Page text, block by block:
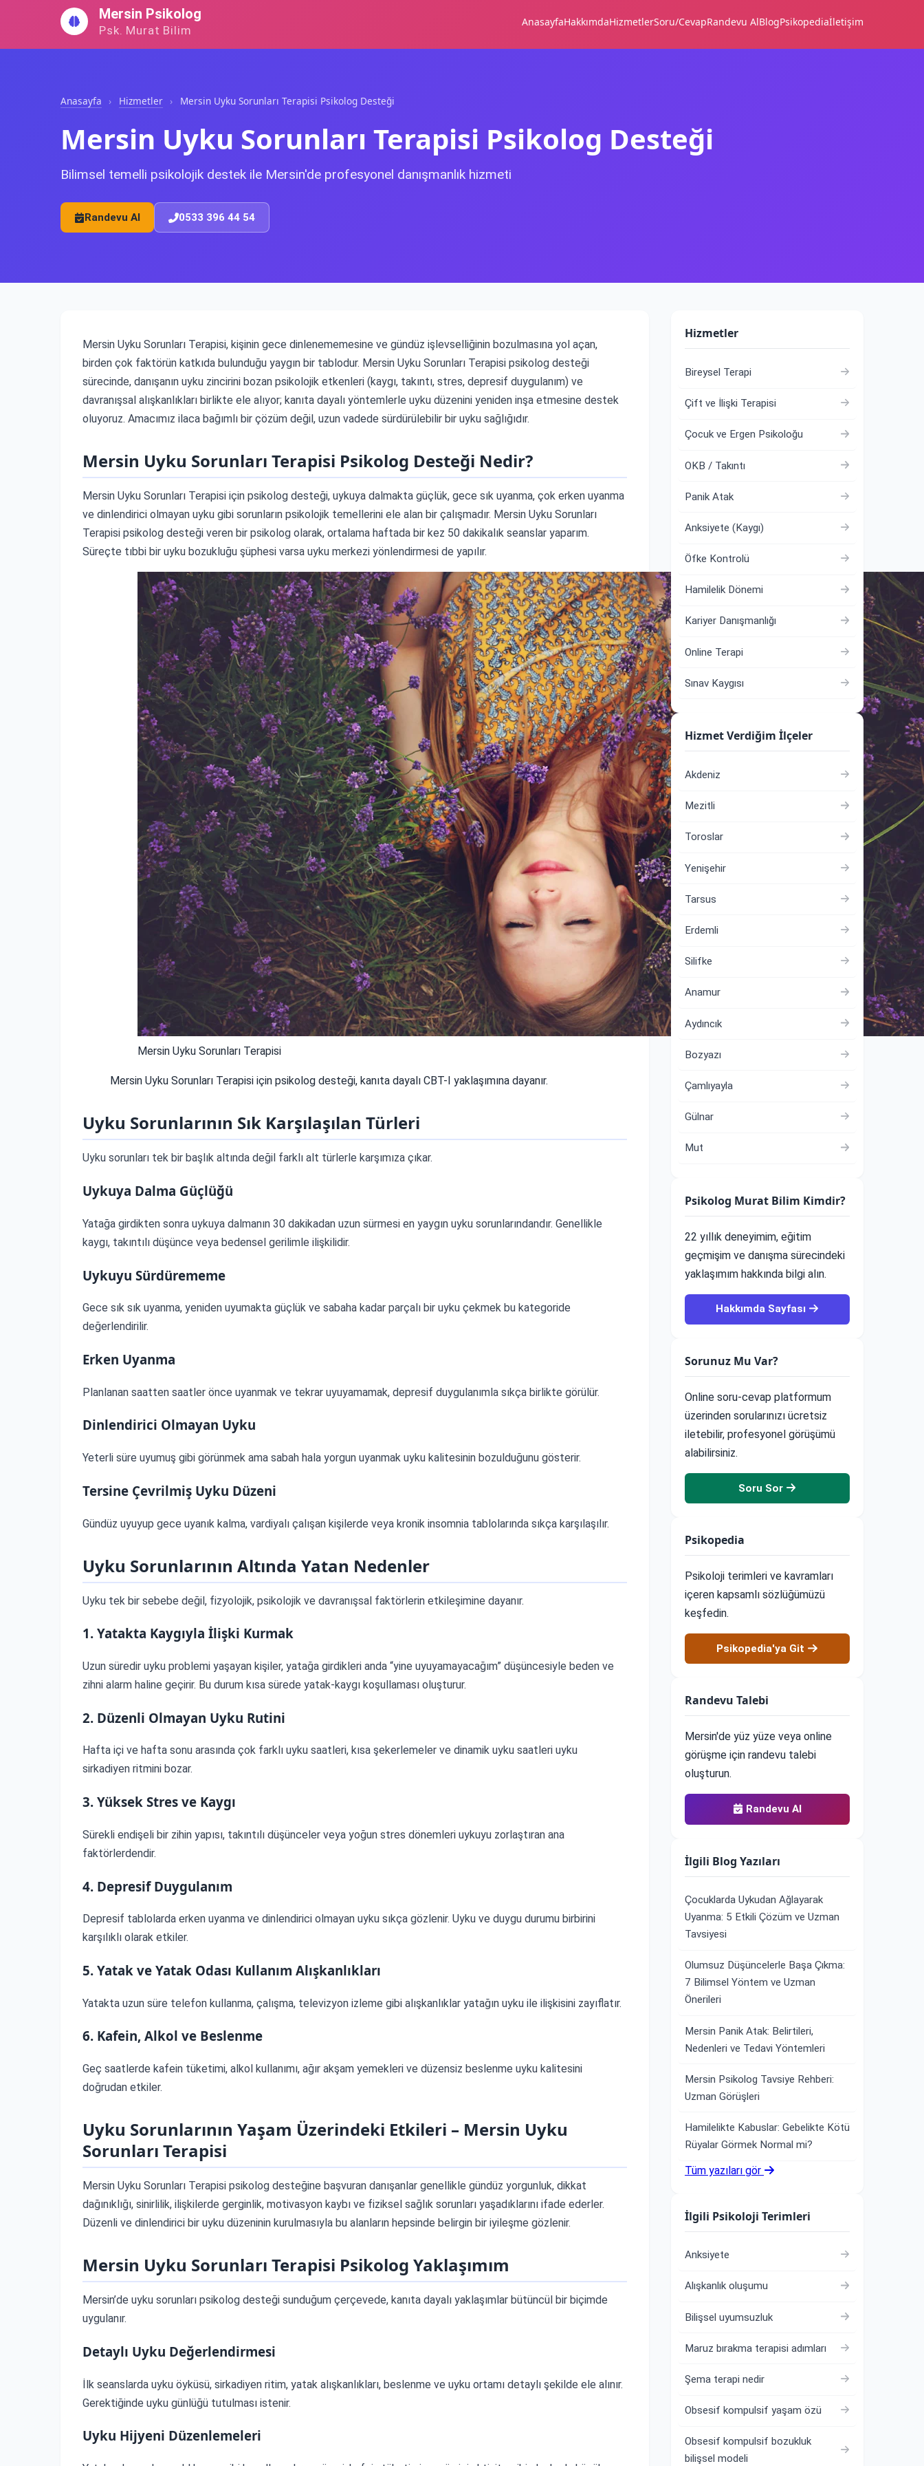
Mersin Psikolog
Psk. Murat Bilim
AnasayfaHakkımdaHizmetlerSoru/CevapRandevu AlBlogPsikopediaİletişim
Anasayfa › Hizmetler › Mersin Uyku Sorunları Terapisi Psikolog Desteği
Mersin Uyku Sorunları Terapisi Psikolog Desteği
Bilimsel temelli psikolojik destek ile Mersin'de profesyonel danışmanlık hizmeti
Randevu Al 0533 396 44 54
Mersin Uyku Sorunları Terapisi, kişinin gece dinlenememesine ve gündüz işlevselliğinin bozulmasına yol açan,
birden çok faktörün katkıda bulunduğu yaygın bir tablodur. Mersin Uyku Sorunları Terapisi psikolog desteği
sürecinde, danışanın uyku zincirini bozan psikolojik etkenleri (kaygı, takıntı, stres, depresif duygulanım) ve
davranışsal alışkanlıkları birlikte ele alıyor; kanıta dayalı yöntemlerle uyku düzenini yeniden inşa etmesine destek
oluyoruz. Amacımız ilaca bağımlı bir çözüm değil, uzun vadede sürdürülebilir bir uyku sağlığıdır.
Mersin Uyku Sorunları Terapisi Psikolog Desteği Nedir?
Mersin Uyku Sorunları Terapisi için psikolog desteği, uykuya dalmakta güçlük, gece sık uyanma, çok erken uyanma
ve dinlendirici olmayan uyku gibi sorunların psikolojik temellerini ele alan bir çalışmadır. Mersin Uyku Sorunları
Terapisi psikolog desteği veren bir psikolog olarak, ortalama haftada bir kez 50 dakikalık seanslar yaparım.
Süreçte tıbbi bir uyku bozukluğu şüphesi varsa uyku merkezi yönlendirmesi de yapılır.
Mersin Uyku Sorunları Terapisi
Mersin Uyku Sorunları Terapisi için psikolog desteği, kanıta dayalı CBT-I yaklaşımına dayanır.
Uyku Sorunlarının Sık Karşılaşılan Türleri
Uyku sorunları tek bir başlık altında değil farklı alt türlerle karşımıza çıkar.
Uykuya Dalma Güçlüğü
Yatağa girdikten sonra uykuya dalmanın 30 dakikadan uzun sürmesi en yaygın uyku sorunlarındandır. Genellikle
kaygı, takıntılı düşünce veya bedensel gerilimle ilişkilidir.
Uykuyu Sürdürememe
Gece sık sık uyanma, yeniden uyumakta güçlük ve sabaha kadar parçalı bir uyku çekmek bu kategoride
değerlendirilir.
Erken Uyanma
Planlanan saatten saatler önce uyanmak ve tekrar uyuyamamak, depresif duygulanımla sıkça birlikte görülür.
Dinlendirici Olmayan Uyku
Yeterli süre uyumuş gibi görünmek ama sabah hala yorgun uyanmak uyku kalitesinin bozulduğunu gösterir.
Tersine Çevrilmiş Uyku Düzeni
Gündüz uyuyup gece uyanık kalma, vardiyalı çalışan kişilerde veya kronik insomnia tablolarında sıkça karşılaşılır.
Uyku Sorunlarının Altında Yatan Nedenler
Uyku tek bir sebebe değil, fizyolojik, psikolojik ve davranışsal faktörlerin etkileşimine dayanır.
1. Yatakta Kaygıyla İlişki Kurmak
Uzun süredir uyku problemi yaşayan kişiler, yatağa girdikleri anda “yine uyuyamayacağım” düşüncesiyle beden ve
zihni alarm haline geçirir. Bu durum kısa sürede yatak-kaygı koşullaması oluşturur.
2. Düzenli Olmayan Uyku Rutini
Hafta içi ve hafta sonu arasında çok farklı uyku saatleri, kısa şekerlemeler ve dinamik uyku saatleri uyku
sirkadiyen ritmini bozar.
3. Yüksek Stres ve Kaygı
Sürekli endişeli bir zihin yapısı, takıntılı düşünceler veya yoğun stres dönemleri uykuyu zorlaştıran ana
faktörlerdendir.
4. Depresif Duygulanım
Depresif tablolarda erken uyanma ve dinlendirici olmayan uyku sıkça gözlenir. Uyku ve duygu durumu birbirini
karşılıklı olarak etkiler.
5. Yatak ve Yatak Odası Kullanım Alışkanlıkları
Yatakta uzun süre telefon kullanma, çalışma, televizyon izleme gibi alışkanlıklar yatağın uyku ile ilişkisini zayıflatır.
6. Kafein, Alkol ve Beslenme
Geç saatlerde kafein tüketimi, alkol kullanımı, ağır akşam yemekleri ve düzensiz beslenme uyku kalitesini
doğrudan etkiler.
Uyku Sorunlarının Yaşam Üzerindeki Etkileri – Mersin Uyku
Sorunları Terapisi
Mersin Uyku Sorunları Terapisi psikolog desteğine başvuran danışanlar genellikle gündüz yorgunluk, dikkat
dağınıklığı, sinirlilik, ilişkilerde gerginlik, motivasyon kaybı ve fiziksel sağlık sorunları yaşadıklarını ifade ederler.
Düzenli ve dinlendirici bir uyku düzeninin kurulmasıyla bu alanların hepsinde belirgin bir iyileşme gözlenir.
Mersin Uyku Sorunları Terapisi Psikolog Yaklaşımım
Mersin’de uyku sorunları psikolog desteği sunduğum çerçevede, kanıta dayalı yaklaşımlar bütüncül bir biçimde
uygulanır.
Detaylı Uyku Değerlendirmesi
İlk seanslarda uyku öyküsü, sirkadiyen ritim, yatak alışkanlıkları, beslenme ve uyku ortamı detaylı şekilde ele alınır.
Gerektiğinde uyku günlüğü tutulması istenir.
Uyku Hijyeni Düzenlemeleri
Hizmetler
Bireysel Terapi
Çift ve İlişki Terapisi
Çocuk ve Ergen Psikoloğu
OKB / Takıntı
Panik Atak
Anksiyete (Kaygı)
Öfke Kontrolü
Hamilelik Dönemi
Kariyer Danışmanlığı
Online Terapi
Sınav Kaygısı
Hizmet Verdiğim İlçeler
Akdeniz
Mezitli
Toroslar
Yenişehir
Tarsus
Erdemli
Silifke
Anamur
Aydıncık
Bozyazı
Çamlıyayla
Gülnar
Mut
Psikolog Murat Bilim Kimdir?
22 yıllık deneyimim, eğitim
geçmişim ve danışma sürecindeki
yaklaşımım hakkında bilgi alın.
Hakkımda Sayfası
Sorunuz Mu Var?
Online soru-cevap platformum
üzerinden sorularınızı ücretsiz
iletebilir, profesyonel görüşümü
alabilirsiniz.
Soru Sor
Psikopedia
Psikoloji terimleri ve kavramları
içeren kapsamlı sözlüğümüzü
keşfedin.
Psikopedia'ya Git
Randevu Talebi
Mersin'de yüz yüze veya online
görüşme için randevu talebi
oluşturun.
Randevu Al
İlgili Blog Yazıları
Çocuklarda Uykudan Ağlayarak
Uyanma: 5 Etkili Çözüm ve Uzman
Tavsiyesi
Olumsuz Düşüncelerle Başa Çıkma:
7 Bilimsel Yöntem ve Uzman
Önerileri
Mersin Panik Atak: Belirtileri,
Nedenleri ve Tedavi Yöntemleri
Mersin Psikolog Tavsiye Rehberi:
Uzman Görüşleri
Hamilelikte Kabuslar: Gebelikte Kötü
Rüyalar Görmek Normal mi?
Tüm yazıları gör
İlgili Psikoloji Terimleri
Anksiyete
Alışkanlık oluşumu
Bilişsel uyumsuzluk
Maruz bırakma terapisi adımları
Şema terapi nedir
Obsesif kompulsif yaşam özü
Obsesif kompulsif bozukluk
bilişsel modeli